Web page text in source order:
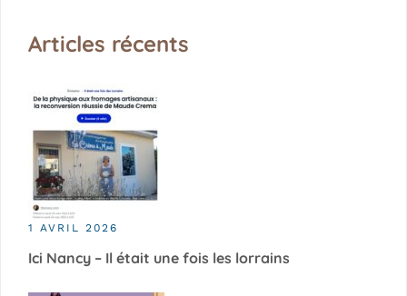
Articles récents
1 AVRIL 2026
Ici Nancy – Il était une fois les lorrains